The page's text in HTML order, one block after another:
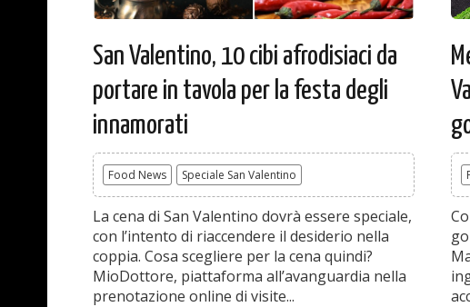
San Valentino, 10 cibi afrodisiaci da
portare in tavola per la festa degli
innamorati
Food News Speciale San Valentino
La cena di San Valentino dovrà essere speciale,
con l’intento di riaccendere il desiderio nella
coppia. Cosa scegliere per la cena quindi?
MioDottore, piattaforma all’avanguardia nella
prenotazione online di visite...